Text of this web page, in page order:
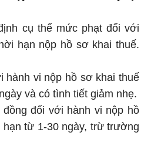
cụ thể mức phạt đối với
hạn nộp hồ sơ khai thuế.
hành vi nộp hồ sơ khai thuế
và có tình tiết giảm nhẹ.
đối với hành vi nộp hồ
từ 1-30 ngày, trừ trường